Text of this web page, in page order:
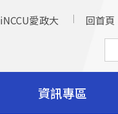
iNCCU愛政大
回首頁
資訊專區